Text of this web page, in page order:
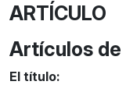
ARTÍCULO
Artículos de
El título: